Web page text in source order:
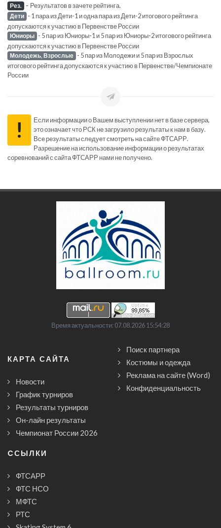
Рез. - Результатов в зачете рейтинга.
Дети - 1 пара из Дети-1 и одна пара из Дети-2 итогового рейтинга
допускаются к участию в Первенстве России
Юниоры - 5 пар из Юниоры-1 и 5 пар из Юниоры-2 итогового рейтинга
допускаются к участию в Первенстве России
Молодежь, Взрослые - 5 пар из Молодежи и 5 пар из Взрослых
итогового рейтинга допускаются к участию в Первенстве/Чемпионате
России
!
Если информации о Вашем выступлении нет в базе сервера,
это означает что РСК не загрузило результаты к нам в базу.
Все результаты следует смотреть на сайте ФТСАРР.
Разрешение на использование информации о результатах
соревнований с сайта ФТСАРР нами не получено.
Время актуальности: 07.08.2026 15:54:28
КАРТА САЙТА
Новости
График турниров
Результаты турниров
Он-лайн результаты
Чемпионат России 2026
Поиск партнера
Костюмы и одежда
Реклама на сайте (Word)
Конфиденциальность
CСЫЛКИ
ФТСАРР
ФТС НСО
МФТС
РТС